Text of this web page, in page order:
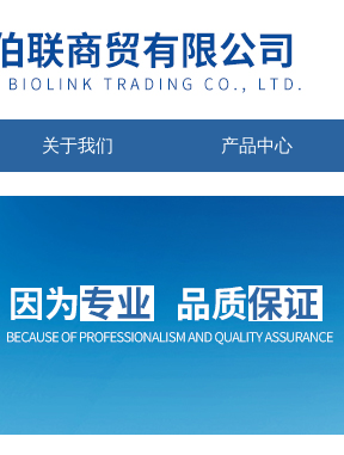
关于我们 产品中心